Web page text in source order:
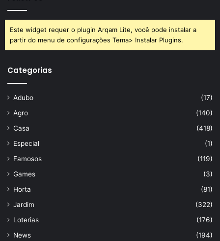
Este widget requer o plugin Arqam Lite, você pode instalar a
partir do menu de configurações Tema> Instalar Plugins.
Categorias
Adubo
(17)
Agro
(140)
Casa
(418)
Especial
(1)
Famosos
(119)
Games
(3)
Horta
(81)
Jardim
(322)
Loterias
(176)
News
(194)